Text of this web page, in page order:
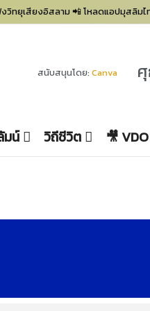
วิทยุเสียงอิสลาม 📲โหลดแอปมุสลิมไ
สนับสนุนโดย: Canva
มน์ วิถีชีวิต 🎥 VDO